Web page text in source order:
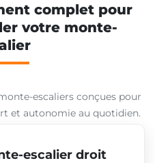
complet pour
votre monte-
escaliers conçues pour
et autonomie au quotidien.
escalier droit